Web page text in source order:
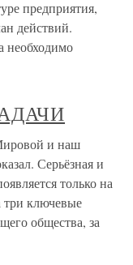
предприятия,
действий.
необходимо
и наш
Серьёзная и
только на
три ключевые
общества, за